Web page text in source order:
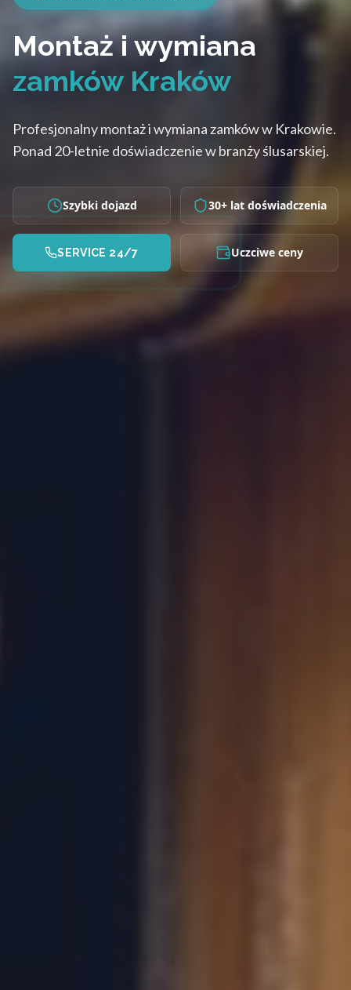
Montaż i wymiana
zamków Kraków
Profesjonalny montaż i wymiana zamków w Krakowie.
Ponad 20-letnie doświadczenie w branży ślusarskiej.
Szybki dojazd 30+ lat doświadczenia
SERVICE 24/7 Uczciwe ceny